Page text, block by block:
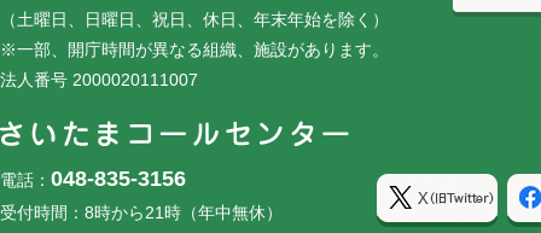
（土曜日、日曜日、祝日、休日、年末年始を除く）
※一部、開庁時間が異なる組織、施設があります。
法人番号 2000020111007
電話： 048-835-3156
受付時間：8時から21時（年中無休）